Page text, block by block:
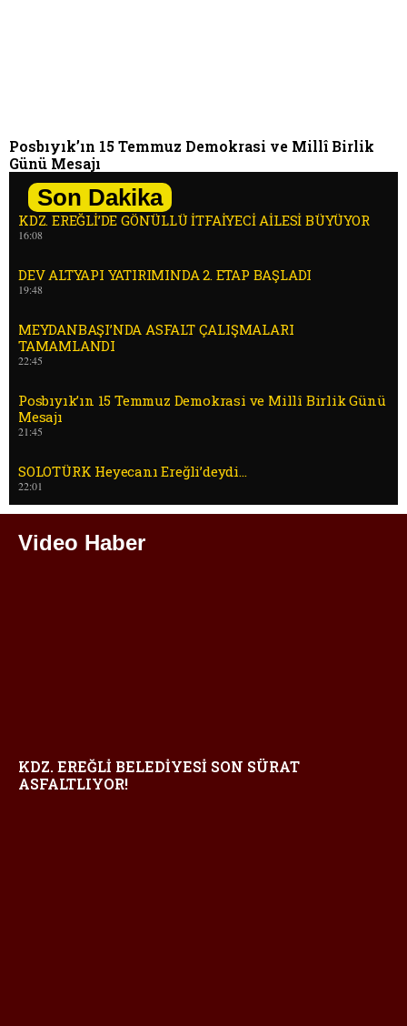
Posbıyık’ın 15 Temmuz Demokrasi ve Millî Birlik
Günü Mesajı
Son Dakika
KDZ. EREĞLİ’DE GÖNÜLLÜ İTFAİYECİ AİLESİ BÜYÜYOR
16:08
DEV ALTYAPI YATIRIMINDA 2. ETAP BAŞLADI
19:48
MEYDANBAŞI’NDA ASFALT ÇALIŞMALARI
TAMAMLANDI
22:45
Posbıyık’ın 15 Temmuz Demokrasi ve Millî Birlik Günü
Mesajı
21:45
SOLOTÜRK Heyecanı Ereğli’deydi…
22:01
Video Haber
KDZ. EREĞLİ BELEDİYESİ SON SÜRAT
ASFALTLIYOR!